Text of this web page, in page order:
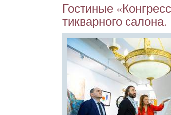
Гос­ти­ные
тиквар­но­го са­лона.